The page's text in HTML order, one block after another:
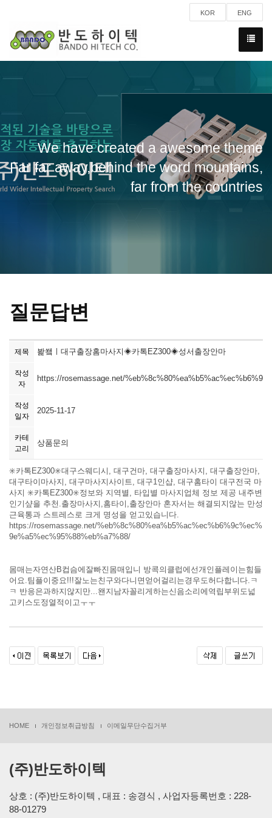
KOR ENG
We have created a awesome theme
Far far away,behind the word mountains,
far from the countries
질문답변
제목 봝쐨ㅣ대구출장홈마사지◈카톡EZ300◈성서출장안마
작성
자
https://rosemassage.net/%eb%8c%80%ea%b5%ac%ec%b6%9
작성
일자
2025-11-17
카테
고리
상품문의
✳️카톡EZ300✳️대구스웨디시, 대구건마, 대구출장마사지, 대구출장안마,
대구타이마사지, 대구마사지사이트, 대구1인샵, 대구홈타이 대구전국 마
사지 ✳️카톡EZ300✳️정보와 지역별, 타입별 마사지업체 정보 제공 내주변
인기샾을 추천.출장마사지,홈타이,출장안마 혼자서는 해결되지않는 만성
근육통과 스트레스로 크게 명성을 얻고있습니다.
https://rosemassage.net/%eb%8c%80%ea%b5%ac%ec%b6%9c%ec%
9e%a5%ec%95%88%eb%a7%88/
몸매는자연산B컵슴에잘빠진몸매입니 방콕의클럽에선개인플레이는힘들
어요.팀플이중요!!!잘노는친구와다니면얻어걸리는경우도허다합니다.ㅋ
ㅋ 반응은과하지않지만...왠지남자꼴리게하는신음소리에역립부위도넓
고키스도정열적이고ㅜㅜ
HOME 개인정보취급방침 이메일무단수집거부
(주)반도하이텍
상호 : (주)반도하이텍 , 대표 : 송경식 , 사업자등록번호 : 228-
88-01279